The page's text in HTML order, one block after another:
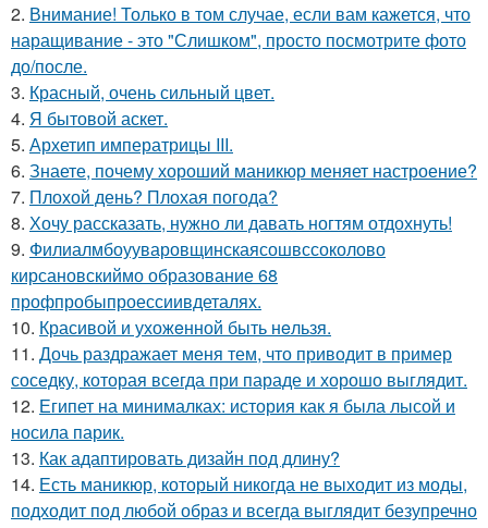
2. Внимание! Только в том случае, если вам кажется, что
наращивание - это "Слишком", просто посмотрите фото
до/после.
3. Красный, очень сильный цвет.
4. Я бытовой аскет.
5. Архетип императрицы III.
6. Знаете, почему хороший маникюр меняет настроение?
7. Плохой день? Плохая погода?
8. Хочу рассказать, нужно ли давать ногтям отдохнуть!
9. Филиалмбоууваровщинскаясошвссоколово
кирсановскиймо образование 68
профпробыпроессиивдеталях.
10. Красивой и ухожeнной быть нeльзя.
11. Дочь раздражает меня тем, что приводит в пример
соседку, которая всегда при параде и хорошо выглядит.
12. Египет на минималках: история как я была лысой и
носила парик.
13. Как адаптировать дизайн под длину?
14. Есть маникюр, который никогда не выходит из моды,
подходит под любой образ и всегда выглядит безупречно